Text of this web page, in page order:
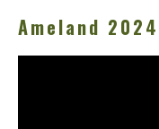
Ameland 2024